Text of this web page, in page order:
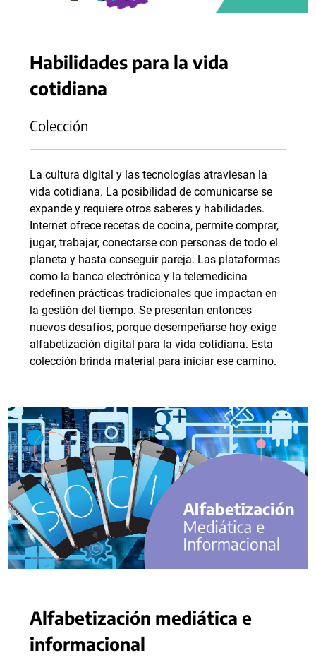
Habilidades para la vida
cotidiana
Colección
La cultura digital y las tecnologías atraviesan la
vida cotidiana. La posibilidad de comunicarse se
expande y requiere otros saberes y habilidades.
Internet ofrece recetas de cocina, permite comprar,
jugar, trabajar, conectarse con personas de todo el
planeta y hasta conseguir pareja. Las plataformas
como la banca electrónica y la telemedicina
redefinen prácticas tradicionales que impactan en
la gestión del tiempo. Se presentan entonces
nuevos desafíos, porque desempeñarse hoy exige
alfabetización digital para la vida cotidiana. Esta
colección brinda material para iniciar ese camino.
Alfabetización mediática e
informacional